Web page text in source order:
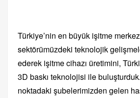
Türkiye’nin en büyük işitme
sektörümüzdeki teknolojik
ederek işitme cihazı üretimini,
3D baskı teknolojisi ile
noktadaki şubelerimizden gelen